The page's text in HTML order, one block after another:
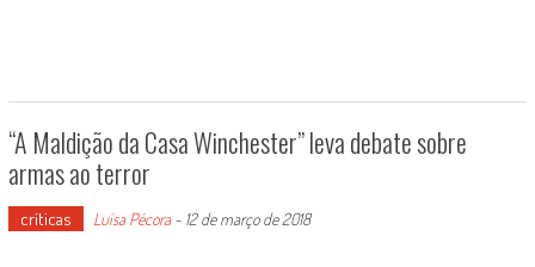
“A Maldição da Casa Winchester” leva debate sobre
armas ao terror
críticas Luísa Pécora- 12 de março de 2018